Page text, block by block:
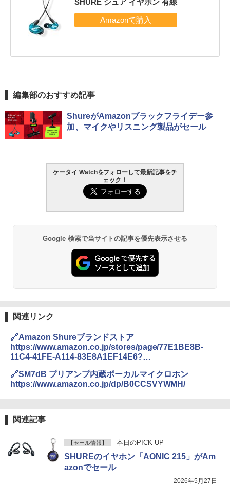
編集部のおすすめ記事
ShureがAmazonブラックフライデー参
加、マイクやリスニング製品がセール
ケータイ Watchをフォローして最新記事をチ
ェック！
Google 検索で当サイトの記事を優先表示させる
関連リンク
🔗Amazon Shureブランドストア
https://www.amazon.co.jp/stores/page/77E1BE8B-
11C4-41FE-A114-83E8A1EF14E6?
🔗SM7dB プリアンプ内蔵ボーカルマイクロホン
https://www.amazon.co.jp/dp/B0CCSVYWMH/
関連記事
【セール情報】 本日のPICK UP
SHUREのイヤホン「AONIC 215」がAm
azonでセール
2026年5月27日